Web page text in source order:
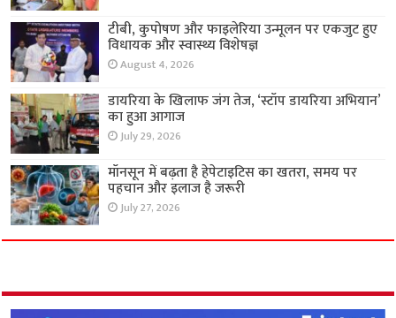
टीबी, कुपोषण और फाइलेरिया उन्मूलन पर एकजुट हुए
विधायक और स्वास्थ्य विशेषज्ञ
August 4, 2026
डायरिया के खिलाफ जंग तेज, ‘स्टॉप डायरिया अभियान’
का हुआ आगाज
July 29, 2026
मॉनसून में बढ़ता है हेपेटाइटिस का खतरा, समय पर
पहचान और इलाज है जरूरी
July 27, 2026